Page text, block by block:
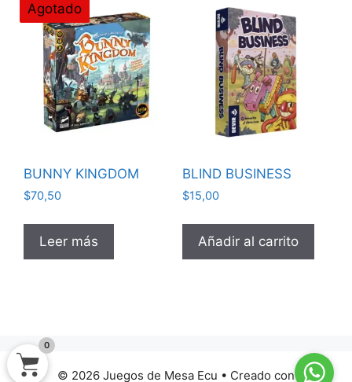
Agotado
BUNNY KINGDOM
$70,50
Leer más
BLIND BUSINESS
$15,00
Añadir al carrito
© 2026 Juegos de Mesa Ecu • Creado con
0